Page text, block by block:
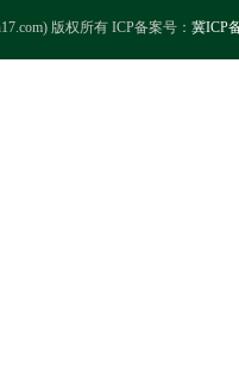
版权所有 ICP备案号： 冀ICP